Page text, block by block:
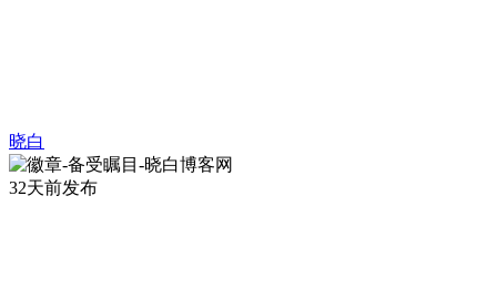
晓白
32天前发布